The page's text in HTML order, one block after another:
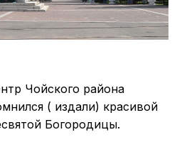
Чойского района
( издали) красивой
Богородицы.